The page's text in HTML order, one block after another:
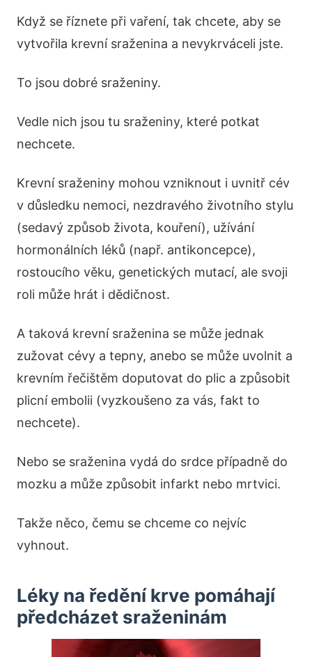
Když se říznete při vaření, tak chcete, aby se
vytvořila krevní sraženina a nevykrváceli jste.
To jsou dobré sraženiny.
Vedle nich jsou tu sraženiny, které potkat
nechcete.
Krevní sraženiny mohou vzniknout i uvnitř cév
v důsledku nemoci, nezdravého životního stylu
(sedavý způsob života, kouření), užívání
hormonálních léků (např. antikoncepce),
rostoucího věku, genetických mutací, ale svoji
roli může hrát i dědičnost.
A taková krevní sraženina se může jednak
zužovat cévy a tepny, anebo se může uvolnit a
krevním řečištěm doputovat do plic a způsobit
plicní embolii (vyzkoušeno za vás, fakt to
nechcete).
Nebo se sraženina vydá do srdce případně do
mozku a může způsobit infarkt nebo mrtvici.
Takže něco, čemu se chceme co nejvíc
vyhnout.
Léky na ředění krve pomáhají
předcházet sraženinám